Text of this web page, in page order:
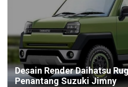
Desain Render Daihatsu
Penantang Suzuki Jimny